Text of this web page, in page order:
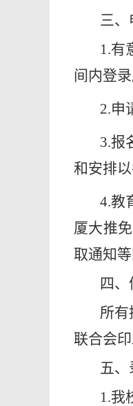
三、
1.有
间内登
2.申
3.报
和安排
4.教
厦大推
取通知
四、
所有
联合会
五、
1.我